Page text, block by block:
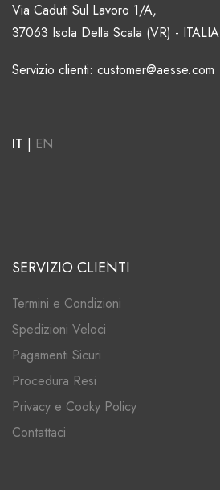
Via Caduti Sul Lavoro 1/A,
37063 Isola Della Scala (VR) - ITALIA
Servizio clienti: customer@aesse.com
IT | EN
SERVIZIO CLIENTI
Termini e Condizioni
Spedizioni Veloci
Pagamenti Sicuri
Procedura Resi
Privacy e Cooky Policy
Contattaci